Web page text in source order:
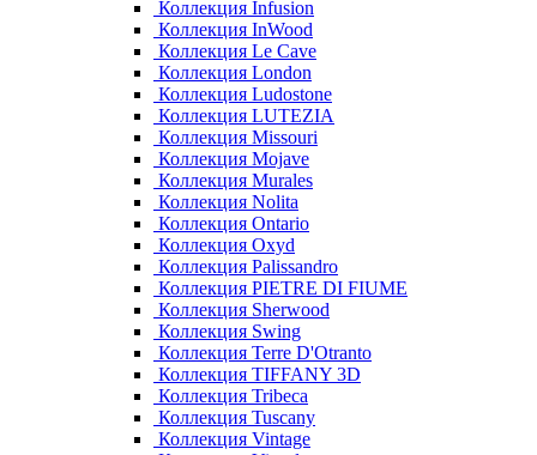
Коллекция Infusion
Коллекция InWood
Коллекция Le Cave
Коллекция London
Коллекция Ludostone
Коллекция LUTEZIA
Коллекция Missouri
Коллекция Mojave
Коллекция Murales
Коллекция Nolita
Коллекция Ontario
Коллекция Oxyd
Коллекция Palissandro
Коллекция PIETRE DI FIUME
Коллекция Sherwood
Коллекция Swing
Коллекция Terre D'Otranto
Коллекция TIFFANY 3D
Коллекция Tribeca
Коллекция Tuscany
Коллекция Vintage